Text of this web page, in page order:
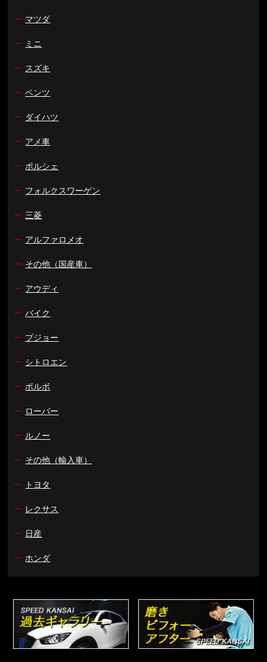
ー マツダ
ー ミニ
ー スズキ
ー ベンツ
ー ダイハツ
ー アメ車
ー ポルシェ
ー フォルクスワーゲン
ー 三菱
ー アルファロメオ
ー その他（国産車）
ー アウディ
ー バイク
ー プジョー
ー シトロエン
ー ボルボ
ー ローバー
ー ルノー
ー その他（輸入車）
ー トヨタ
ー レクサス
ー 日産
ー ホンダ